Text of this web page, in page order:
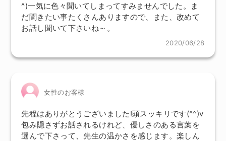
^)一気に色々聞いてしまってすみませんでした。ま
だ聞きたい事たくさんありますので、また、改めて
お話し聞いて下さいね～。
2020/06/28
女性のお客様
先程はありがとうございました!頭スッキリです(^^)v
包み隠さずお話されるけれど、優しさのある言葉を
選んで下さって、先生の温かさを感じます。楽しん